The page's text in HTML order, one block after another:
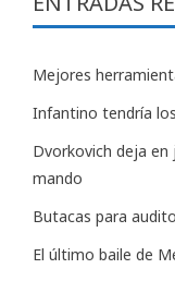
Mejores
Infantino tendría
Dvorkovich deja en
mando
Butacas para
El último baile de